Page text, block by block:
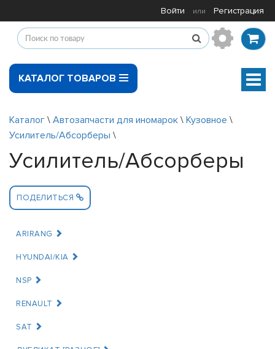
Войти или Регистрация
КАТАЛОГ ТОВАРОВ
Каталог \ Автозапчасти для иномарок \ Кузовное \
Усилитель/Абсорберы \
Усилитель/Абсорберы
ПОДЕЛИТЬСЯ
ARIRANG
HYUNDAI/KIA
NSP
RENAULT
SAT